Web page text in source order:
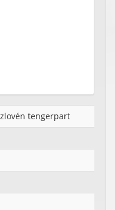
tengerpart